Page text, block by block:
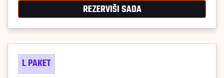
REZERVIŠI SADA
L PAKET